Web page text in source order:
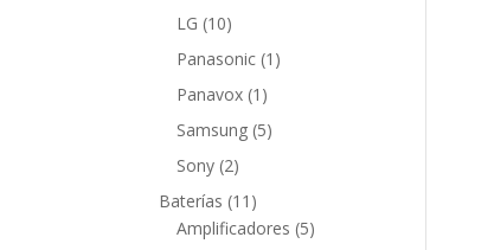
LG 1010
productos
Panasonic 1 1
Panavox 1 1
producto
Samsung 55
Sony 22
productos
Baterías 11 11
productos
Amplificadores 55